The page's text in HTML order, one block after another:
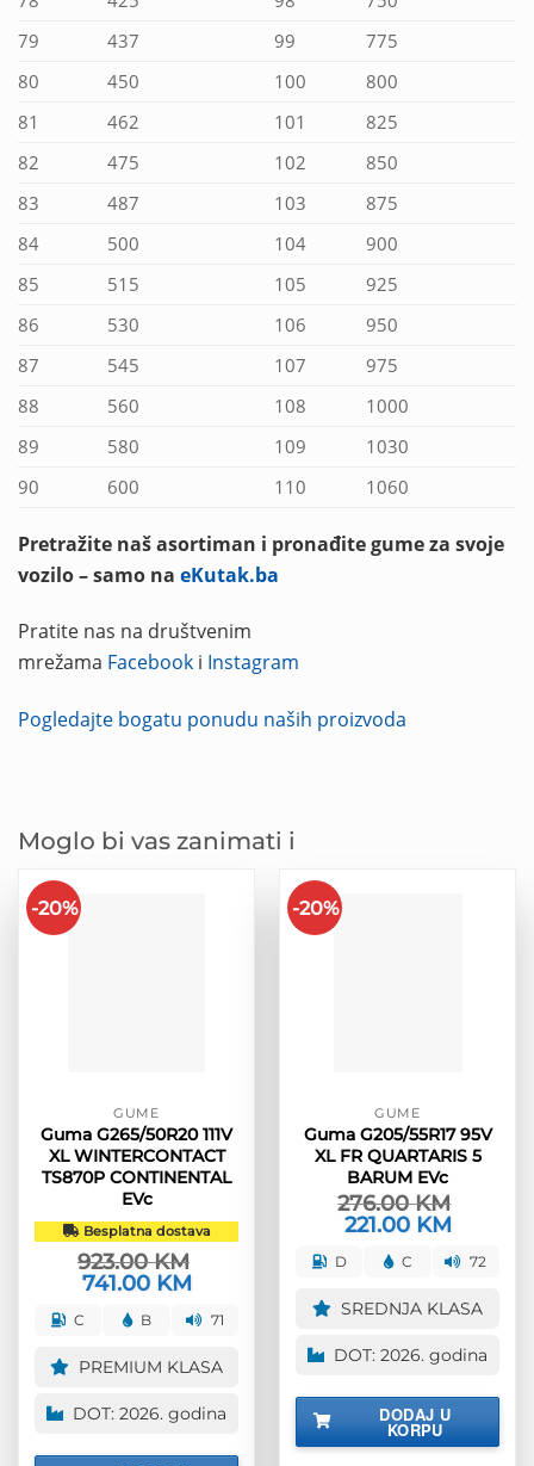
79
437 99
775
80
450 100
800
81
462 101
825
82
475 102
850
83
487 103
875
84
500 104
900
85
515 105
925
86
530 106
950
87
545 107
975
88
560 108
1000
89
580 109
1030
90
600 110 1060
Pretražite naš asortiman i pronađite gume za svoje
vozilo – samo na eKutak.ba
Pratite nas na društvenim
mrežama Facebook i Instagram
Pogledajte bogatu ponudu naših proizvoda
Moglo bi vas zanimati i
-20%
GUME
Guma G265/50R20 111V
XL WINTERCONTACT
TS870P CONTINENTAL
EVc
Besplatna dostava
923.00KM
Izvorna
cijena
bila
je:
741.00 KM
je:
741.00 KM.
C B 71
PREMIUM KLASA
DOT: 2026. godina
-20%
GUME
Guma G205/55R17 95V
XL FR QUARTARIS 5
BARUM EVc
276.00KM
Izvorna
cijena
bila
je:
221.00 KM
je:
221.00
D C 72
SREDNJA KLASA
DOT: 2026. godina
DODAJ U
KORPU